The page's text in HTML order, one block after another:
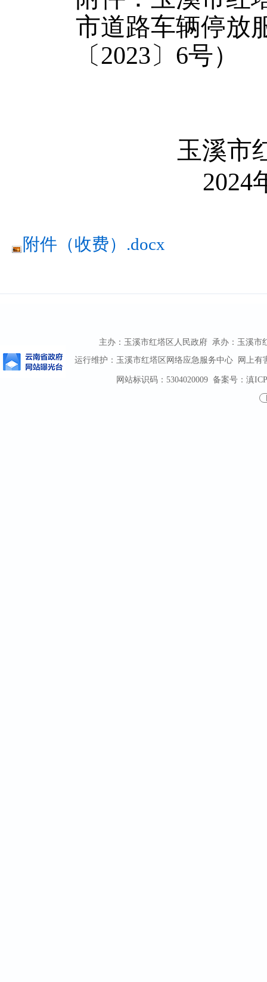
市道路车辆停放
〔2023〕 6号）
玉溪市
2024
附件（收费）.docx
主办：玉溪市红塔区人民政府 承办：玉溪市
运行维护：玉溪市红塔区网络应急服务中心 网上有
网站标识码：5304020009备案号：滇